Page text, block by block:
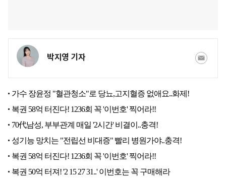
박지영 기자